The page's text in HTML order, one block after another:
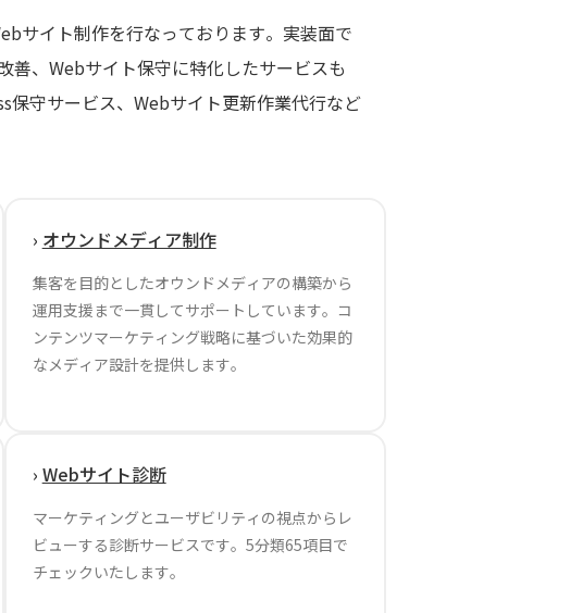
サイト制作を行なっております。実装面で
善、Webサイト保守に特化したサービスも
保守サービス、Webサイト更新作業代行など
› オウンドメディア制作
集客を目的としたオウンドメディアの構築から
運用支援まで一貫してサポートしています。コ
ンテンツマーケティング戦略に基づいた効果的
なメディア設計を提供します。
› Webサイト診断
マーケティングとユーザビリティの視点からレ
ビューする診断サービスです。5分類65項目で
チェックいたします。